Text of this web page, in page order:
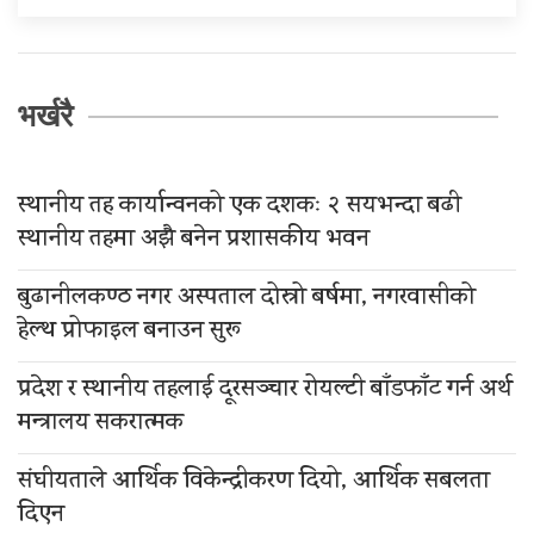
भर्खरै
स्थानीय तह कार्यान्वनको एक दशकः २ सयभन्दा बढी
स्थानीय तहमा अझै बनेन प्रशासकीय भवन
बुढानीलकण्ठ नगर अस्पताल दोस्रो बर्षमा, नगरवासीको
हेल्थ प्रोफाइल बनाउन सुरू
प्रदेश र स्थानीय तहलाई दूरसञ्चार रोयल्टी बाँडफाँट गर्न अर्थ
मन्त्रालय सकरात्मक
संघीयताले आर्थिक विकेन्द्रीकरण दियो, आर्थिक सबलता
दिएन